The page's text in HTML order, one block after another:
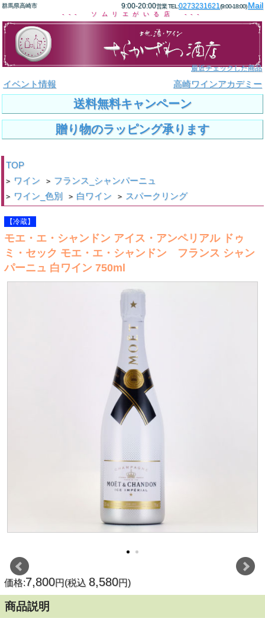
群馬県高崎市 9:00-20:00営業 TEL:0273231621(9:00-18:00)Mail
--- ソムリエがいる店 ---
最近チェックした商品
イベント情報 高崎ワインアカデミー
送料無料キャンペーン
贈り物のラッピング承ります
TOP
> ワイン > フランス_シャンパーニュ
> ワイン_色別 > 白ワイン > スパークリング
【冷蔵】
モエ・エ・シャンドン アイス・アンペリアル ドゥ
ミ・セック モエ・エ・シャンドン フランス シャン
パーニュ 白ワイン 750ml
価格:7,800円(税込 8,580円)
商品説明